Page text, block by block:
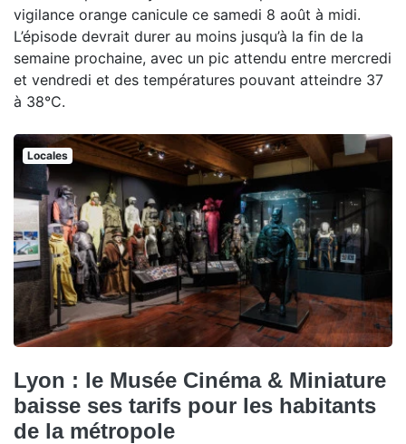
vigilance orange canicule ce samedi 8 août à midi.
L’épisode devrait durer au moins jusqu’à la fin de la
semaine prochaine, avec un pic attendu entre mercredi
et vendredi et des températures pouvant atteindre 37
à 38°C.
Locales
Lyon : le Musée Cinéma & Miniature
baisse ses tarifs pour les habitants
de la métropole